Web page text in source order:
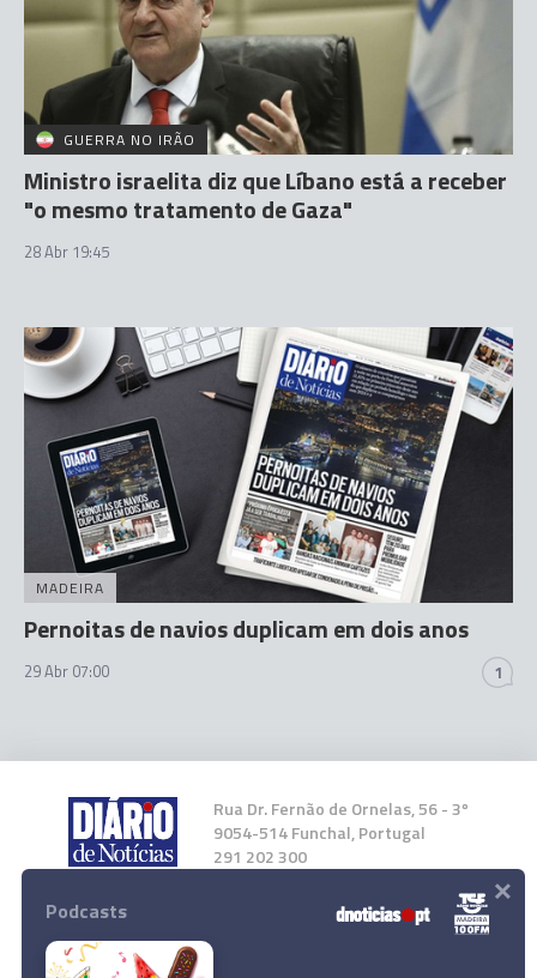
GUERRA NO IRÃO
Ministro israelita diz que Líbano está a receber
"o mesmo tratamento de Gaza"
28 Abr 19:45
MADEIRA
Pernoitas de navios duplicam em dois anos
29 Abr 07:00 1
Rua Dr. Fernão de Ornelas, 56 - 3º
9054-514 Funchal, Portugal
291 202 300
Instale a nossa App
Podcasts ×